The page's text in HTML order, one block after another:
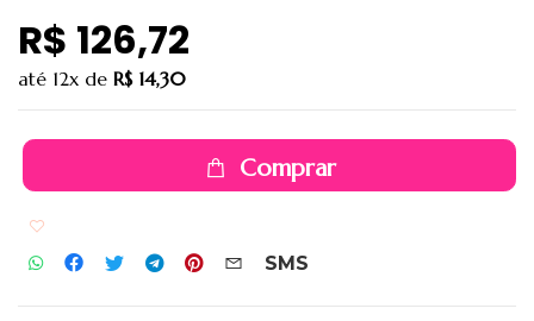
R$ 126,72
até 12x de R$ 14,30
Comprar
SMS